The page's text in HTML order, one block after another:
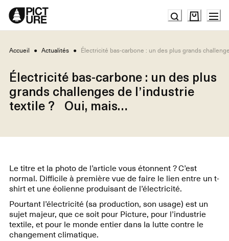
Skip
Content
Accueil ● Actualités ● Électricité bas-carbone : un des plus grands
Électricité bas-carbone : un des plus
grands challenges de l’industrie
textile ? Oui, mais…
Le titre et la photo de l’article vous étonnent ? C’est
normal. Difficile à première vue de faire le lien entre un t-
shirt et une éolienne produisant de l’électricité.
Pourtant l’électricité (sa production, son usage) est un
sujet majeur, que ce soit pour Picture, pour l’industrie
textile, et pour le monde entier dans la lutte contre le
changement climatique.